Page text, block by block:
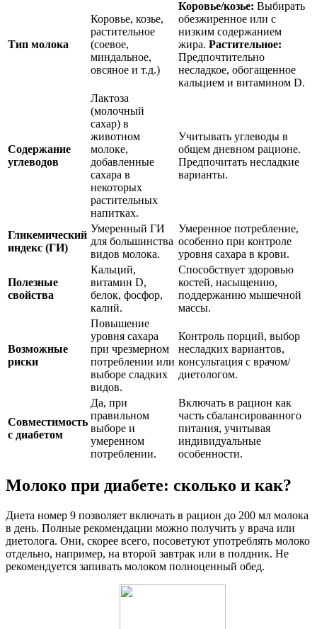
Тип молока
Коровье, козье,
растительное
(соевое,
миндальное,
овсяное и т.д.)
Коровье/козье: Выбирать
обезжиренное или с
низким содержанием
жира. Растительное:
Предпочтительно
несладкое, обогащенное
кальцием и витамином D.
Содержание
углеводов
Лактоза
(молочный
сахар) в
животном
молоке,
добавленные
сахара в
некоторых
растительных
напитках.
Учитывать углеводы в
общем дневном рационе.
Предпочитать несладкие
варианты.
Гликемический
индекс (ГИ)
Умеренный ГИ
для большинства
видов молока.
Умеренное потребление,
особенно при контроле
уровня сахара в крови.
Полезные
свойства
Кальций,
витамин D,
белок, фосфор,
калий.
Способствует здоровью
костей, насыщению,
поддержанию мышечной
массы.
Возможные
риски
Повышение
уровня сахара
при чрезмерном
потреблении или
выборе сладких
видов.
Контроль порций, выбор
несладких вариантов,
консультация с врачом/
диетологом.
Совместимость
с диабетом
Да, при
правильном
выборе и
умеренном
потреблении.
Включать в рацион как
часть сбалансированного
питания, учитывая
индивидуальные
особенности.
Молоко при диабете: сколько и как?
Диета номер 9 позволяет включать в рацион до 200 мл молока
в день. Полные рекомендации можно получить у врача или
диетолога. Они, скорее всего, посоветуют употреблять молоко
отдельно, например, на второй завтрак или в полдник. Не
рекомендуется запивать молоком полноценный обед.